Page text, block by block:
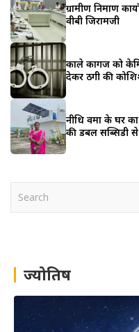
ग्रामीण निर्माण
वीबी जिरामजी
काले कागज को
देकर ठगी की
नीधि वर्मा के घर
की डबल सब्सिडी से
h ज्योतिष